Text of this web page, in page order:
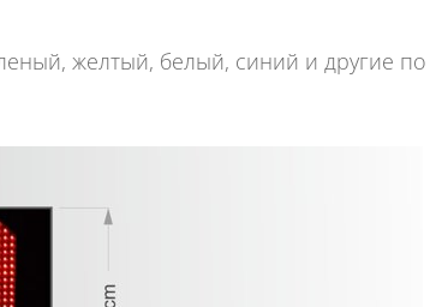
желтый, белый, синий и другие по